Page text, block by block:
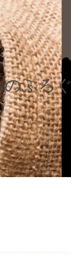
ぶろぐ